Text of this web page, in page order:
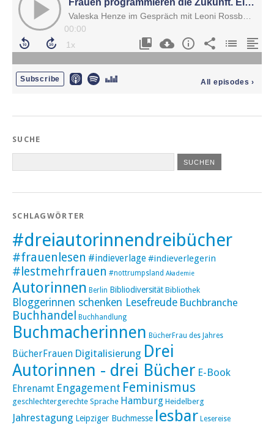
SUCHE
SCHLAGWÖRTER
#dreiautorinnendreibücher
#frauenlesen #indieverlage#indieverlegerin
#lestmehrfrauen #nottrumpsland Akademie
Autorinnen Berlin Bibliodiversität Bibliothek
Bloggerinnen schenken Lesefreude Buchbranche
Buchhandel Buchhandlung
Buchmacherinnen BücherFrau des Jahres
BücherFrauen Digitalisierung Drei
Autorinnen - drei Bücher E-Book
Ehrenamt Engagement Feminismus
geschlechtergerechte Sprache Hamburg Heidelberg
Jahrestagung Leipziger Buchmesse lesbar Lesereise